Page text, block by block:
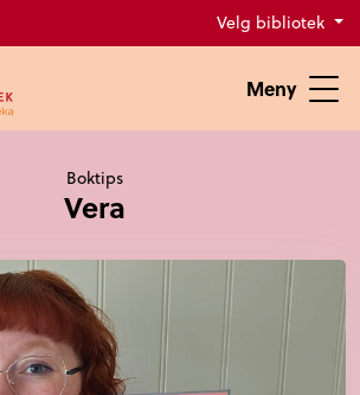
Velg bibliotek
Meny
Boktips
Vera